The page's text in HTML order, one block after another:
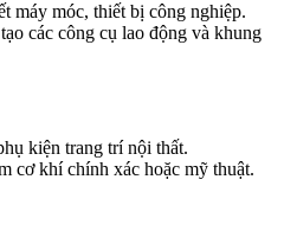
máy móc, thiết bị công nghiệp.
các công cụ lao động và khung
kiện trang trí nội thất.
cơ khí chính xác hoặc mỹ thuật.